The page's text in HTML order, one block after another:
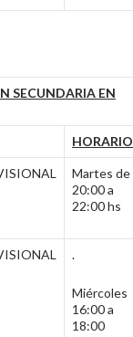
SECUNDARIA EN
HORARIO
Martes de
20:00 a
22:00 hs
.
Miércoles
16:00 a
18:00